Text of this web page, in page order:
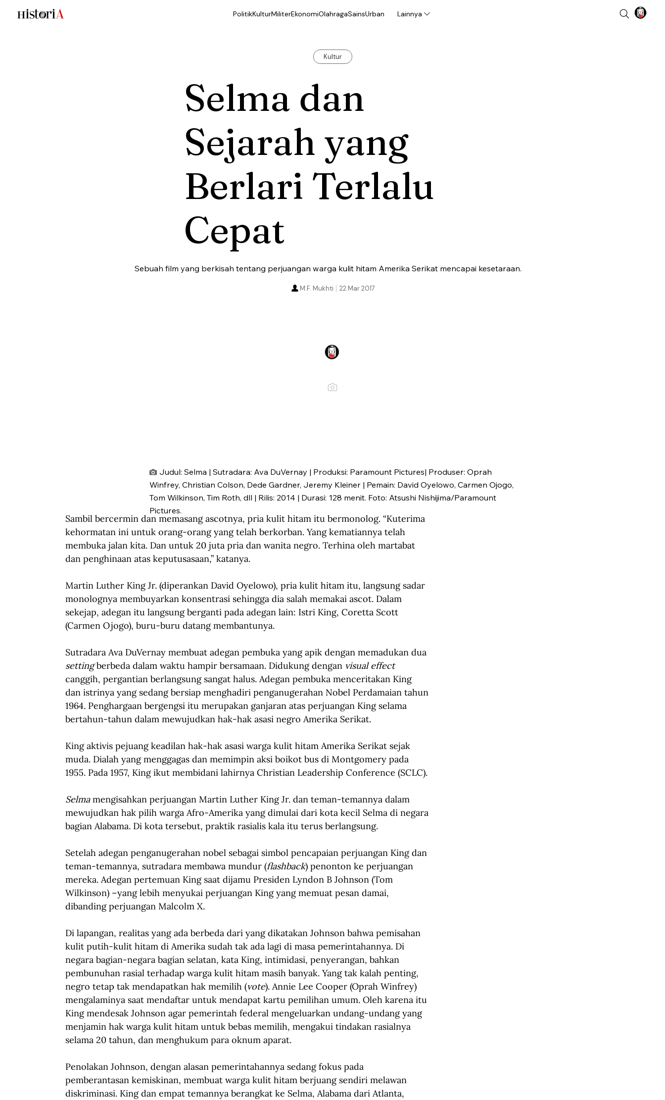
PolitikKulturMiliterEkonomiOlahragaSainsUrban Lainnya
Kultur
Selma dan
Sejarah yang
Berlari Terlalu
Cepat
Sebuah film yang berkisah tentang perjuangan warga kulit hitam Amerika Serikat mencapai kesetaraan.
22 Mar 2017
M.F. Mukhti
Judul: Selma | Sutradara: Ava DuVernay | Produksi: Paramount Pictures| Produser: Oprah
Winfrey, Christian Colson, Dede Gardner, Jeremy Kleiner | Pemain: David Oyelowo, Carmen Ojogo,
Tom Wilkinson, Tim Roth, dll | Rilis: 2014 | Durasi: 128 menit. Foto: Atsushi Nishijima/Paramount
Pictures.
Sambil bercermin dan memasang ascotnya, pria kulit hitam itu bermonolog. “Kuterima
kehormatan ini untuk orang-orang yang telah berkorban. Yang kematiannya telah
membuka jalan kita. Dan untuk 20 juta pria dan wanita negro. Terhina oleh martabat
dan penghinaan atas keputusasaan,” katanya.
Martin Luther King Jr. (diperankan David Oyelowo), pria kulit hitam itu, langsung sadar
monolognya membuyarkan konsentrasi sehingga dia salah memakai ascot. Dalam
sekejap, adegan itu langsung berganti pada adegan lain: Istri King, Coretta Scott
(Carmen Ojogo), buru-buru datang membantunya.
Sutradara Ava DuVernay membuat adegan pembuka yang apik dengan memadukan dua
setting berbeda dalam waktu hampir bersamaan. Didukung dengan visual effect
canggih, pergantian berlangsung sangat halus. Adegan pembuka menceritakan King
dan istrinya yang sedang bersiap menghadiri penganugerahan Nobel Perdamaian tahun
1964. Penghargaan bergengsi itu merupakan ganjaran atas perjuangan King selama
bertahun-tahun dalam mewujudkan hak-hak asasi negro Amerika Serikat.
King aktivis pejuang keadilan hak-hak asasi warga kulit hitam Amerika Serikat sejak
muda. Dialah yang menggagas dan memimpin aksi boikot bus di Montgomery pada
1955. Pada 1957, King ikut membidani lahirnya Christian Leadership Conference (SCLC).
Selma mengisahkan perjuangan Martin Luther King Jr. dan teman-temannya dalam
mewujudkan hak pilih warga Afro-Amerika yang dimulai dari kota kecil Selma di negara
bagian Alabama. Di kota tersebut, praktik rasialis kala itu terus berlangsung.
Setelah adegan penganugerahan nobel sebagai simbol pencapaian perjuangan King dan
teman-temannya, sutradara membawa mundur (flashback) penonton ke perjuangan
mereka. Adegan pertemuan King saat dijamu Presiden Lyndon B Johnson (Tom
Wilkinson) –yang lebih menyukai perjuangan King yang memuat pesan damai,
dibanding perjuangan Malcolm X.
Di lapangan, realitas yang ada berbeda dari yang dikatakan Johnson bahwa pemisahan
kulit putih-kulit hitam di Amerika sudah tak ada lagi di masa pemerintahannya. Di
negara bagian-negara bagian selatan, kata King, intimidasi, penyerangan, bahkan
pembunuhan rasial terhadap warga kulit hitam masih banyak. Yang tak kalah penting,
negro tetap tak mendapatkan hak memilih (vote). Annie Lee Cooper (Oprah Winfrey)
mengalaminya saat mendaftar untuk mendapat kartu pemilihan umum. Oleh karena itu
King mendesak Johnson agar pemerintah federal mengeluarkan undang-undang yang
menjamin hak warga kulit hitam untuk bebas memilih, mengakui tindakan rasialnya
selama 20 tahun, dan menghukum para oknum aparat.
Penolakan Johnson, dengan alasan pemerintahannya sedang fokus pada
pemberantasan kemiskinan, membuat warga kulit hitam berjuang sendiri melawan
diskriminasi. King dan empat temannya berangkat ke Selma, Alabama dari Atlanta,